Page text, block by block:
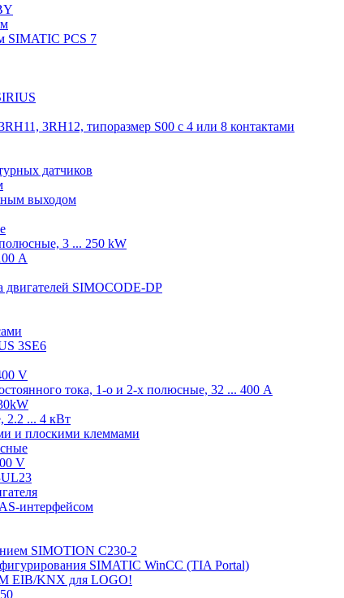
SIMATIC PCS 7
3RH12, типоразмер S00 с 4 или 8 контактами
датчиков
выходом
3 ... 250 kW
A
двигателей SIMOCODE-DP
3SE6
V
тока, 1-о и 2-х полюсные, 32 ... 400 A
2.2 ... 4 кВт
и плоскими клеммами
V
интерфейсом
SIMOTION C230-2
SIMATIC WinCC (TIA Portal)
EIB/KNX для LOGO!